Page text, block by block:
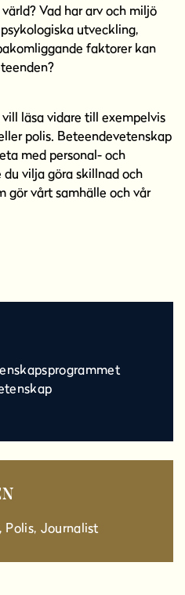
Vad har arv och miljö
utveckling,
faktorer kan
läsa vidare till exempelvis
polis. Beteendevetenskap
med personal- och
du vilja göra skillnad och
gör vårt samhälle och vår
Polis, Journalist